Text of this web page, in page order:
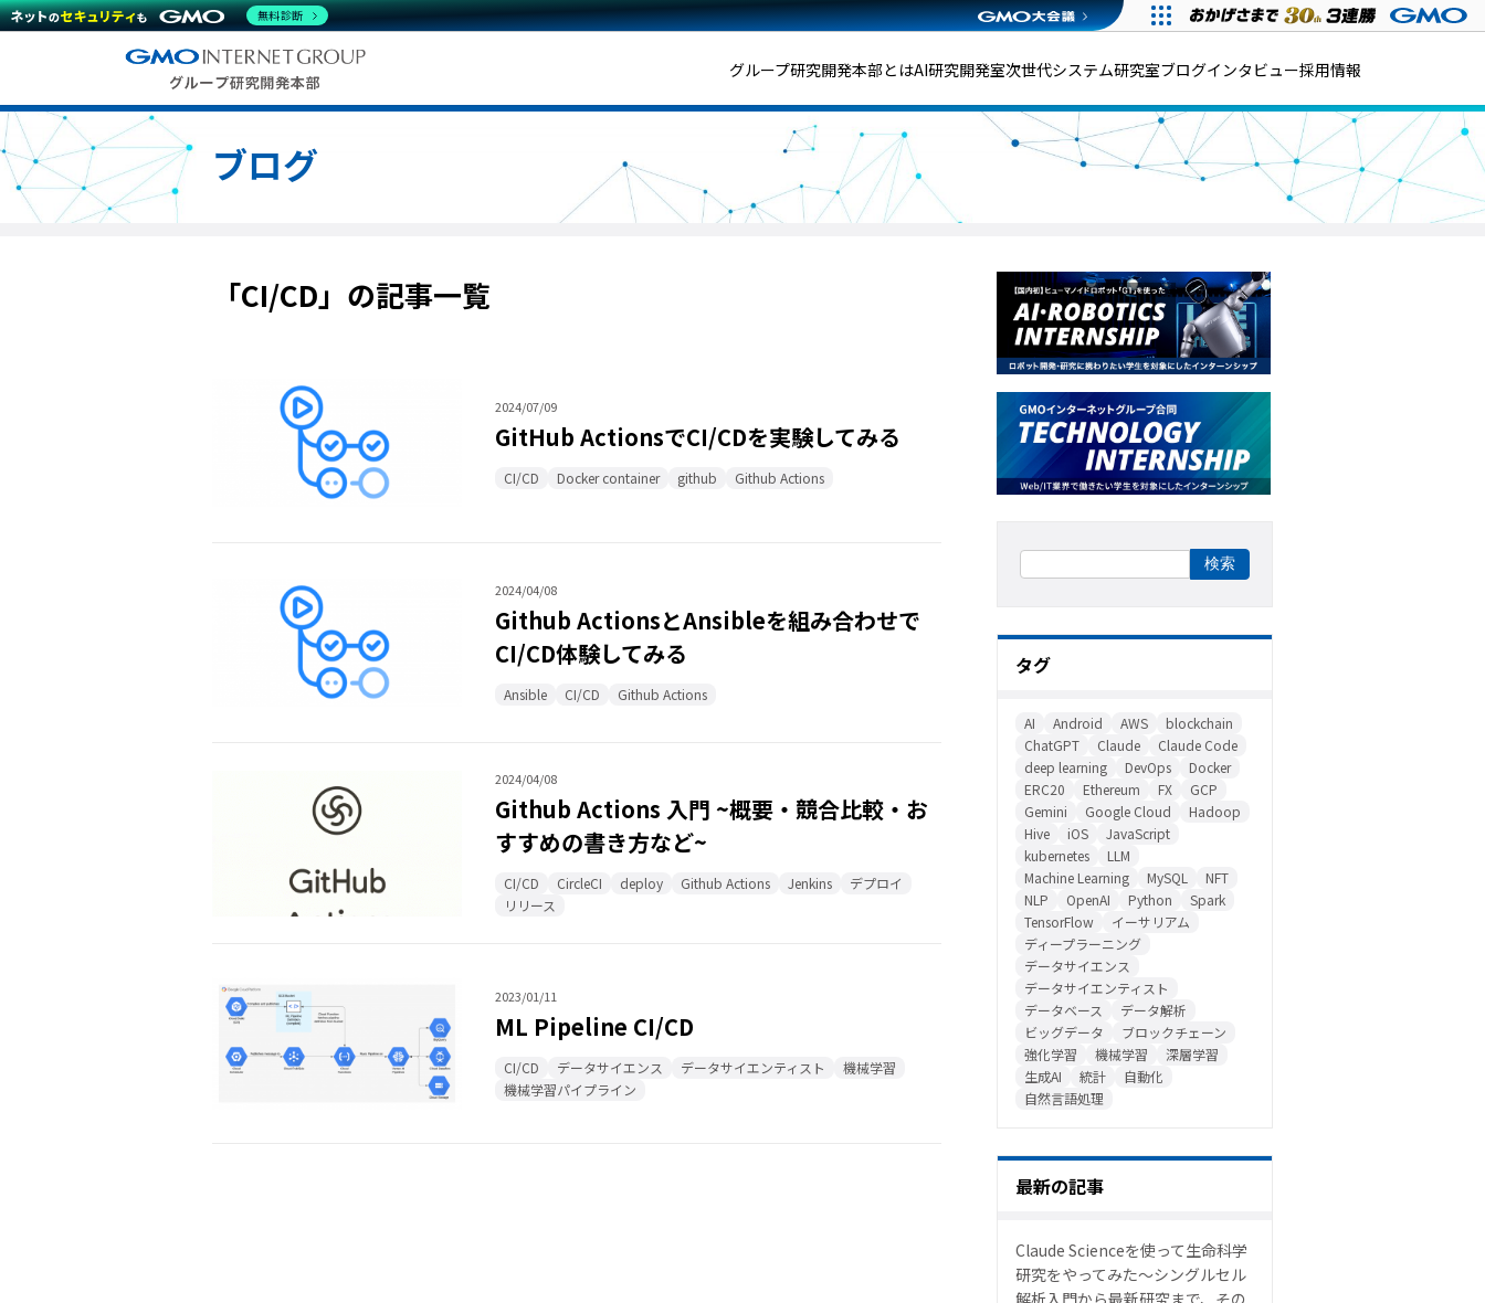
グループ研究開発本部とはAI研究開発室次世代システム研究室ブログインタビュー採用情報
ブログ
「CI/CD」の記事一覧
2024/07/09
GitHub ActionsでCI/CDを実験してみる
CI/CD Docker container github Github Actions
2024/04/08
Github ActionsとAnsibleを組み合わせで
CI/CD体験してみる
Ansible CI/CD Github Actions
2024/04/08
Github Actions 入門 ~概要・競合比較・お
すすめの書き方など~
CI/CD CircleCI deploy Github Actions Jenkins
デプロイ
リリース
2023/01/11
ML Pipeline CI/CD
CI/CD データサイエンス データサイエンティスト
機械学習
機械学習パイプライン
タグ
AI Android AWS
blockchain
ChatGPT
Claude
Claude Code
deep learning
DevOps
Docker
ERC20
Ethereum FX
GCP
Gemini
Google Cloud
Hadoop
Hive
iOS
JavaScript
kubernetes
LLM
Machine Learning
MySQL
NFT
NLP
OpenAI Python
Spark
TensorFlow
イーサリアム
ディープラーニング
データサイエンス
データサイエンティスト
データベース
データ解析
ビッグデータ
ブロックチェーン
強化学習
機械学習
深層学習
生成AI
統計
自動化
自然言語処理
最新の記事
Claude Scienceを使って生命科学
研究をやってみた〜シングルセル
解析入門から最新研究まで、その
無料診断